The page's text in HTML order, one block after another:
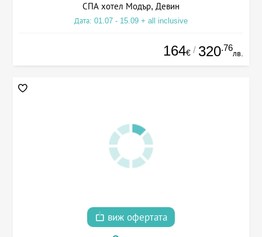
СПА хотел Модър, Девин
Дата: 01.07 - 15.09 + all inclusive
164€ / 320.76
лв.
виж офертата